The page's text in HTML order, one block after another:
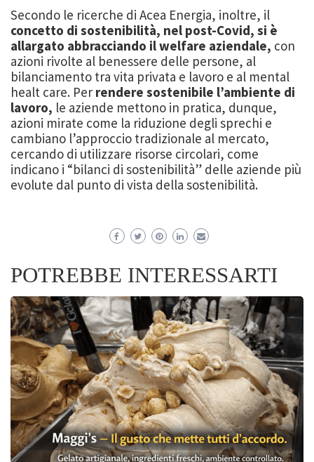
Secondo le ricerche di Acea Energia, inoltre, il
concetto di sostenibilità, nel post-Covid, si è
allargato abbracciando il welfare aziendale, con
azioni rivolte al benessere delle persone, al
bilanciamento tra vita privata e lavoro e al mental
healt care. Per rendere sostenibile l’ambiente di
lavoro, le aziende mettono in pratica, dunque,
azioni mirate come la riduzione degli sprechi e
cambiano l’approccio tradizionale al mercato,
cercando di utilizzare risorse circolari, come
indicano i “bilanci di sostenibilità” delle aziende più
evolute dal punto di vista della sostenibilità.
POTREBBE INTERESSARTI